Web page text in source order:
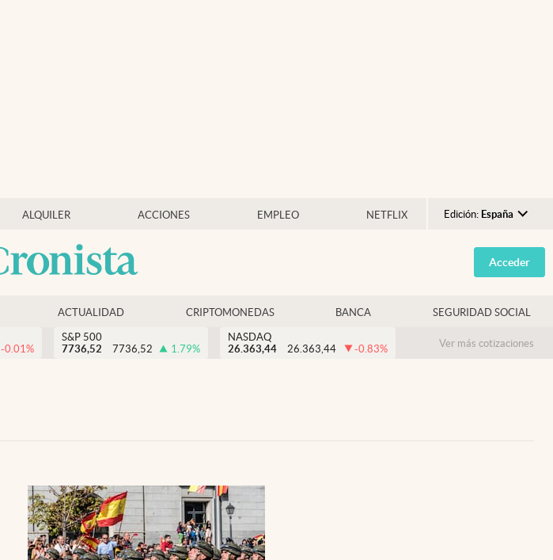
ALQUILER ACCIONES EMPLEO NETFLIX Edición: España
Argentina
España
USA
Colombia
Acceder
ACTUALIDAD CRIPTOMONEDAS BANCA SEGURIDAD SOCIAL
-0.01%
S&P 500
7736,52
7736,52 1.79%
NASDAQ
26.363,44
26.363,44 -0.83% Ver más cotizaciones